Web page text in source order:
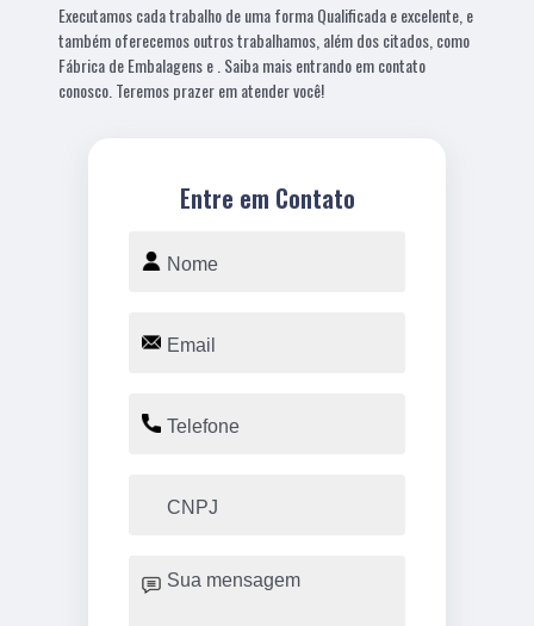
Executamos cada trabalho de uma forma Qualificada e excelente, e
também oferecemos outros trabalhamos, além dos citados, como
Fábrica de Embalagens e . Saiba mais entrando em contato
conosco. Teremos prazer em atender você!
Entre em Contato